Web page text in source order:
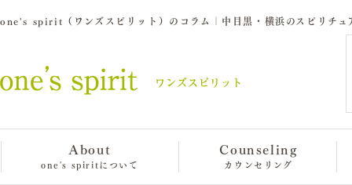
one's spirit（ワンズスピリット）のコラム｜中目黒・横浜のスピリチュ
About
one's spiritについて
Counseling
カウンセリング